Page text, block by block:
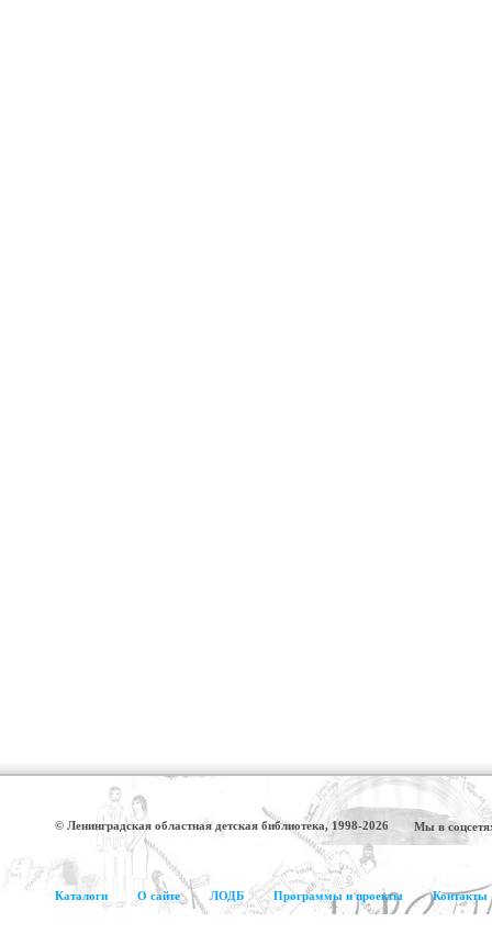
© Ленинградская областная детская библиотека, 1998-2026 Мы в
Каталоги О сайте ЛОДБ Программы и проекты Контакты